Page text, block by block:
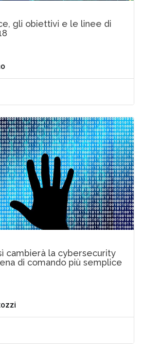
gli obiettivi e le linee di
cambierà la cybersecurity
di comando più semplice